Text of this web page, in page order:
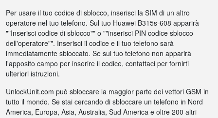
Per usare il tuo codice di sblocco, inserisci la SIM di un altro
operatore nel tuo telefono. Sul tuo Huawei B315s-608 apparirà
""Inserisci codice di sblocco"" o ""inserisci PIN codice sblocco
dell'operatore"". Inserisci il codice e il tuo telefono sarà
immediatamente sbloccato. Se sul tuo telefono non apparirà
l'apposito campo per inserire il codice, contattaci per fornirti
ulteriori istruzioni.
UnlockUnit.com può sbloccare la maggior parte dei vettori GSM in
tutto il mondo. Se stai cercando di sbloccare un telefono in Nord
America, Europa, Asia, Australia, Sud America e oltre 200 altri